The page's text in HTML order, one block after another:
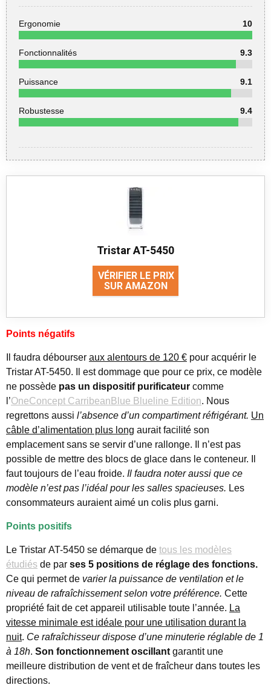
Ergonomie 10
Fonctionnalités 9.3
Puissance 9.1
Robustesse 9.4
Tristar AT-5450
VÉRIFIER LE PRIX
SUR AMAZON
Points négatifs
Il faudra débourser aux alentours de 120 € pour acquérir le
Tristar AT-5450. Il est dommage que pour ce prix, ce modèle
ne possède pas un dispositif purificateur comme
l’OneConcept CarribeanBlue Blueline Edition. Nous
regrettons aussi l’absence d’un compartiment réfrigérant. Un
câble d’alimentation plus long aurait facilité son
emplacement sans se servir d’une rallonge. Il n’est pas
possible de mettre des blocs de glace dans le conteneur. Il
faut toujours de l’eau froide. Il faudra noter aussi que ce
modèle n’est pas l’idéal pour les salles spacieuses. Les
consommateurs auraient aimé un colis plus garni.
Points positifs
Le Tristar AT-5450 se démarque de tous les modèles
étudiés de par ses 5 positions de réglage des fonctions.
Ce qui permet de varier la puissance de ventilation et le
niveau de rafraîchissement selon votre préférence. Cette
propriété fait de cet appareil utilisable toute l’année. La
vitesse minimale est idéale pour une utilisation durant la
nuit. Ce rafraîchisseur dispose d’une minuterie réglable de 1
à 18h. Son fonctionnement oscillant garantit une
meilleure distribution de vent et de fraîcheur dans toutes les
directions.